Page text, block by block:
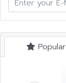
Popular